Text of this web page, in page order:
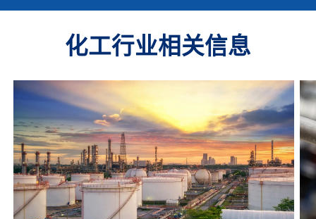
化工行业相关信息